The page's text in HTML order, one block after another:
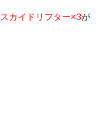
スカイドリフター×3が